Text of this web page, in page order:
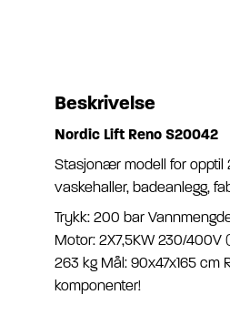
Beskrivelse
Nordic Lift Reno S20042
Stasjonær modell for opptil
vaskehaller, badeanlegg,
Trykk: 200 bar
Motor: 2X7,5KW 230/
263 kg Mål: 90x47x165 cm
komponenter!